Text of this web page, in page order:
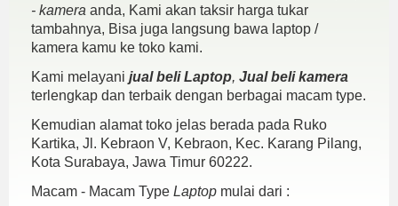
- kamera anda, Kami akan taksir harga tukar
tambahnya, Bisa juga langsung bawa laptop /
kamera kamu ke toko kami.
Kami melayani jual beli Laptop, Jual beli kamera
terlengkap dan terbaik dengan berbagai macam type.
Kemudian alamat toko jelas berada pada Ruko
Kartika, Jl. Kebraon V, Kebraon, Kec. Karang Pilang,
Kota Surabaya, Jawa Timur 60222.
Macam - Macam Type Laptop mulai dari :